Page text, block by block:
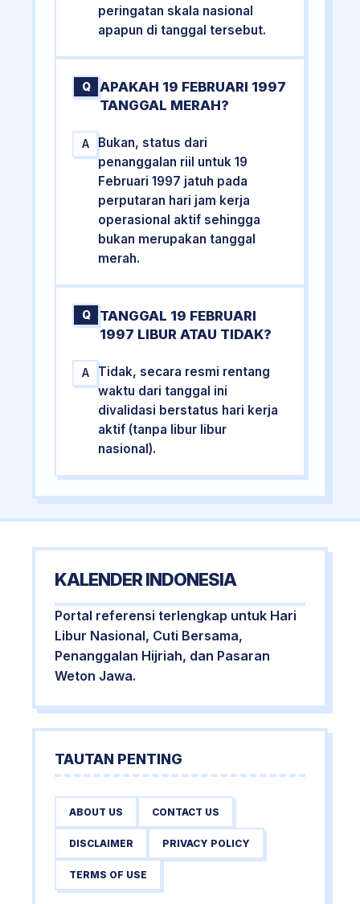
peringatan skala nasional
apapun di tanggal tersebut.
Q
APAKAH 19 FEBRUARI 1997
TANGGAL MERAH?
A
Bukan, status dari
penanggalan riil untuk 19
Februari 1997 jatuh pada
perputaran hari jam kerja
operasional aktif sehingga
bukan merupakan tanggal
merah.
Q
TANGGAL 19 FEBRUARI
1997 LIBUR ATAU TIDAK?
A
Tidak, secara resmi rentang
waktu dari tanggal ini
divalidasi berstatus hari kerja
aktif (tanpa libur libur
nasional).
KALENDER INDONESIA
Portal referensi terlengkap untuk Hari
Libur Nasional, Cuti Bersama,
Penanggalan Hijriah, dan Pasaran
Weton Jawa.
TAUTAN PENTING
ABOUT US CONTACT US
DISCLAIMER PRIVACY POLICY
TERMS OF USE